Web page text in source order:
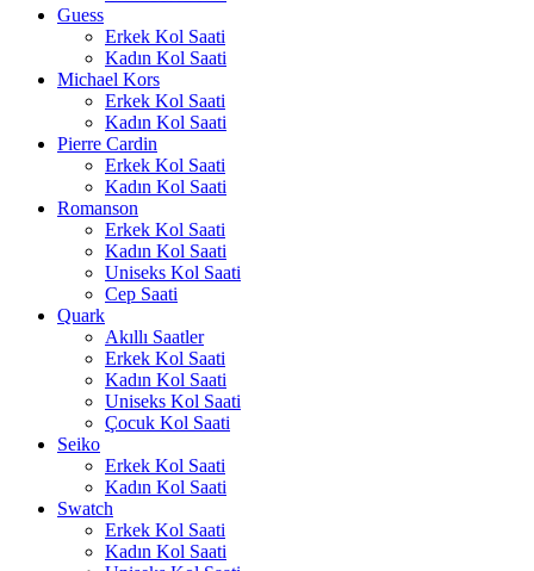
Guess
Erkek Kol Saati
Kadın Kol Saati
Michael Kors
Erkek Kol Saati
Kadın Kol Saati
Pierre Cardin
Erkek Kol Saati
Kadın Kol Saati
Romanson
Erkek Kol Saati
Kadın Kol Saati
Uniseks Kol Saati
Cep Saati
Quark
Akıllı Saatler
Erkek Kol Saati
Kadın Kol Saati
Uniseks Kol Saati
Çocuk Kol Saati
Seiko
Erkek Kol Saati
Kadın Kol Saati
Swatch
Erkek Kol Saati
Kadın Kol Saati